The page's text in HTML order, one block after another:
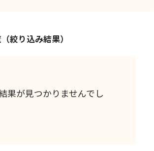
絞り込み結果）
果が見つかりませんでし